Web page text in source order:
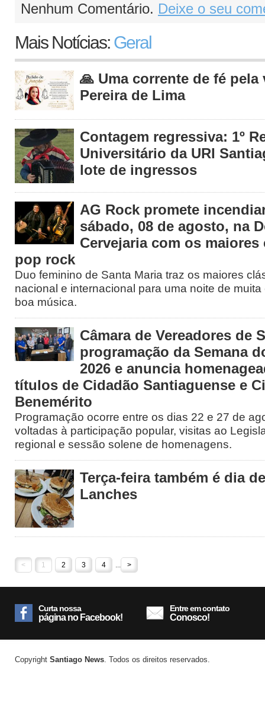
Nenhum Comentário. Deixe o seu
Mais Notícias: Geral
🙏 Uma corrente de fé pela
Pereira de Lima
Contagem regressiva: 1º
Universitário da URI
lote de ingressos
AG Rock promete
sábado, 08 de agosto, na
Cervejaria com os
pop rock
Duo feminino de Santa Maria traz os maiores
nacional e internacional para uma noite de
boa música.
Câmara de Vereadores de
programação da Semana
2026 e anuncia
títulos de Cidadão Santiaguense e
Benemérito
Programação ocorre entre os dias 22 e 27 de
voltadas à participação popular, visitas ao
regional e sessão solene de homenagens.
Terça-feira também é dia
Lanches
< 1 2 3 4 >
Curta nossa
página no Facebook!
Entre em contato
Conosco!
Copyright Santiago News . Todos os direitos reservados.